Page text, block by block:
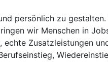
persönlich zu gestalten.
wir Menschen in
Zusatzleistungen